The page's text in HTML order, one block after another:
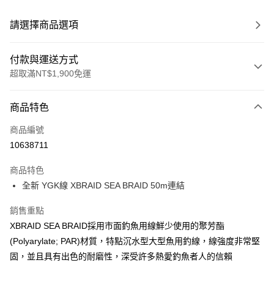
請選擇商品選項
付款與運送方式
超取滿NT$1,900免運
信用卡一次付款
超商取貨付款
Apple Pay
街口支付
ATM付款
運送方式
商品特色
商品編號
10638711
商品特色
全新 YGK線 XBRAID SEA BRAID 50m連結
銷售重點
XBRAID SEA BRAID採用市面釣魚用線鮮少使用的聚芳酯
(Polyarylate; PAR)材質，特點沉水型大型魚用釣線，線強度非常堅
固，並且具有出色的耐磨性，深受許多熱愛釣魚者人的信賴